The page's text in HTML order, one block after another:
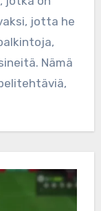
jotta he
Nämä